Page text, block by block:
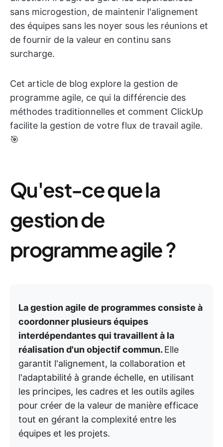
sans microgestion, de maintenir l'alignement
des équipes sans les noyer sous les réunions et
de fournir de la valeur en continu sans
surcharge.
Cet article de blog explore la gestion de
programme agile, ce qui la différencie des
méthodes traditionnelles et comment ClickUp
facilite la gestion de votre flux de travail agile.
🎯
Qu'est-ce que la
gestion de
programme agile ?
La gestion agile de programmes consiste à
coordonner plusieurs équipes
interdépendantes qui travaillent à la
réalisation d'un objectif commun. Elle
garantit l'alignement, la collaboration et
l'adaptabilité à grande échelle, en utilisant
les principes, les cadres et les outils agiles
pour créer de la valeur de manière efficace
tout en gérant la complexité entre les
équipes et les projets.